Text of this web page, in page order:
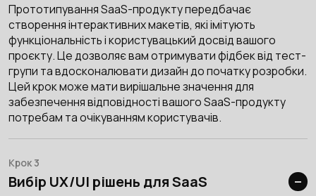
Прототипування SaaS-продукту передбачає
створення інтерактивних макетів, які імітують
функціональність і користувацький досвід вашого
проєкту. Це дозволяє вам отримувати фідбек від тест-
групи та вдосконалювати дизайн до початку розробки.
Цей крок може мати вирішальне значення для
забезпечення відповідності вашого SaaS-продукту
потребам та очікуванням користувачів.
Крок 3
Вибір UX/UI рішень для SaaS